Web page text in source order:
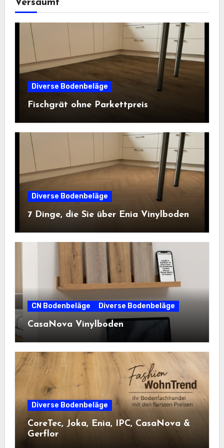
Versäumt
Diverse Bodenbeläge
Fischgrät ohne Parkettpreis
Diverse Bodenbeläge
7 Dinge, die Sie über Enia Vinylboden
CN Bodenbeläge Diverse Bodenbeläge
CasaNova Vinylboden
Diverse Bodenbeläge
CoreTec, Joka, Enia, IPC, CasaNova &
Gerflor